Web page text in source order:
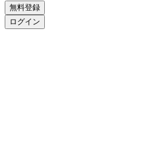
無料登録
ログイン